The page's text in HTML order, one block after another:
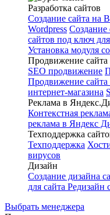
Разработка сайтов
Создание сайта на
Wordpress Создание
сайтов под ключ
Установка модуля
Продвижение сайта
SEO продвижение
Продвижение сайта
интернет-магазина
Реклама в
Контекстная
реклама в Яндекс
Техподдержка
Техподдержка
вирусов
Дизайн
Создание дизайна
для сайта Редизайн
Выбрать менеджера